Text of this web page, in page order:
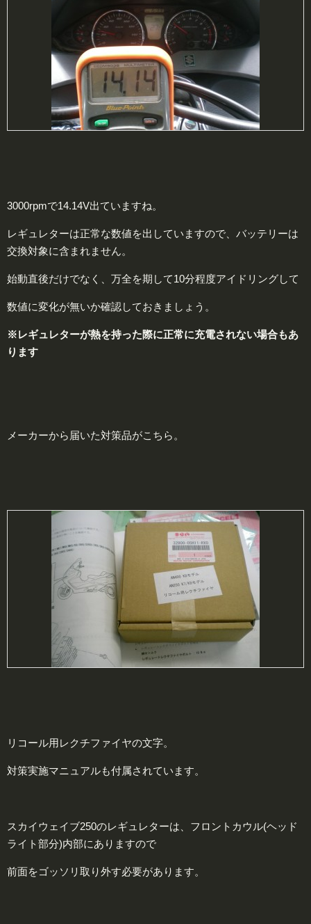
3000rpmで14.14V出ていますね。
レギュレターは正常な数値を出していますので、バッテリーは
交換対象に含まれません。
始動直後だけでなく、万全を期して10分程度アイドリングして
数値に変化が無いか確認しておきましょう。
※レギュレターが熱を持った際に正常に充電されない場合もあ
ります
メーカーから届いた対策品がこちら。
リコール用レクチファイヤの文字。
対策実施マニュアルも付属されています。
スカイウェイブ250のレギュレターは、フロントカウル(ヘッド
ライト部分)内部にありますので
前面をゴッソリ取り外す必要があります。